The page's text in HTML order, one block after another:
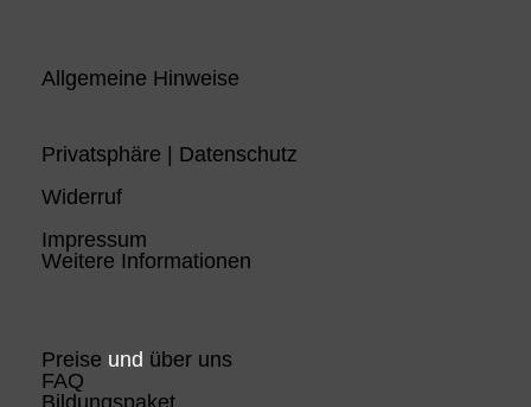
Allgemeine Hinweise
Privatsphäre | Datenschutz
Widerruf
Impressum
Weitere Informationen
Preise und über uns
FAQ
Bildungspaket